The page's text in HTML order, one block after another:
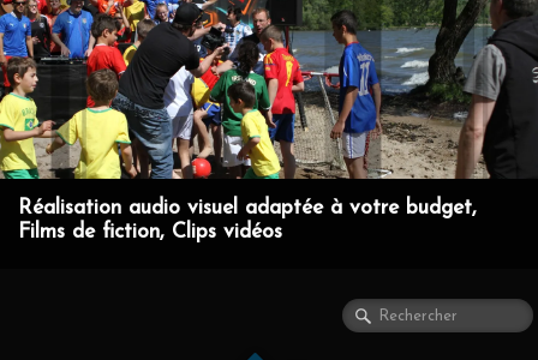
ACCUEIL
PRODUCTION A/V
DÉVELOPPEMENT
EN IMAGE
CONTACT
Réalisation audio visuel adaptée à votre budget,
Films de fiction, Clips vidéos